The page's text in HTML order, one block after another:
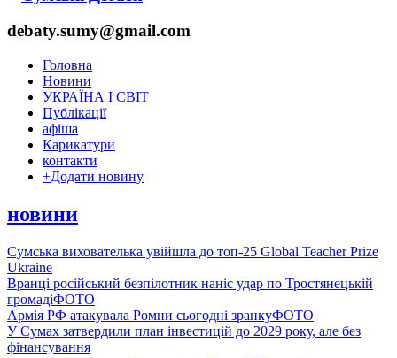
debaty.sumy@gmail.com
Головна
Новини
УКРАЇНА І СВІТ
Публікації
афіша
Карикатури
контакти
+Додати новину
новини
Сумська вихователька увійшла до топ-25 Global Teacher Prize
Ukraine
Вранці російський безпілотник наніс удар по Тростянецькій
громадіФОТО
Армія РФ атакувала Ромни сьогодні зранкуФОТО
У Сумах затвердили план інвестицій до 2029 року, але без
фінансування